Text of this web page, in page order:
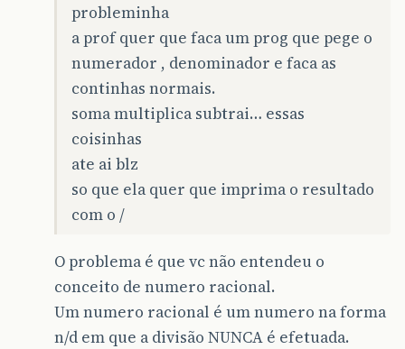
}
this .denominador = denominador;
public String exibirComBarras
return
numerador
public
}
boolean
primosEntreSi = false
while
primosEntreSi
primosEntreSi = true
for (int i = 2 ; i <= menor ; i++)
if
numerador i 0
probleminha
a prof quer que faca um prog que pege o
numerador , denominador e faca as
continhas normais.
soma multiplica subtrai… essas
coisinhas
ate ai blz
so que ela quer que imprima o resultado
com o /
O problema é que vc não entendeu o
conceito de numero racional.
Um numero racional é um numero na forma
n/d em que a divisão NUNCA é efetuada.